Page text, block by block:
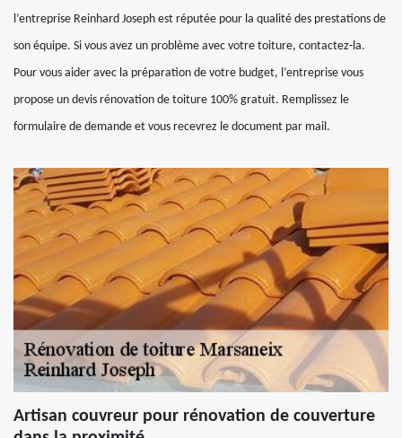
l’entreprise Reinhard Joseph est réputée pour la qualité des prestations de
son équipe. Si vous avez un problème avec votre toiture, contactez-la.
Pour vous aider avec la préparation de votre budget, l’entreprise vous
propose un devis rénovation de toiture 100% gratuit. Remplissez le
formulaire de demande et vous recevrez le document par mail.
Artisan couvreur pour rénovation de couverture